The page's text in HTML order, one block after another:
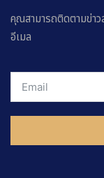
คุณสามารถติดตามข่าว
อีเมล